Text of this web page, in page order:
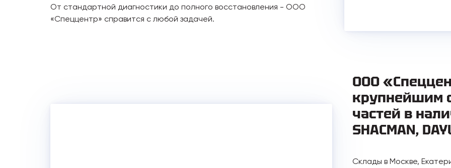
От стандартной диагностики до полного восстановления - ООО
«Спеццентр» справится с любой задачей.
ООО
крупнейшим
частей в
SHACMAN,
Склады в Москве,